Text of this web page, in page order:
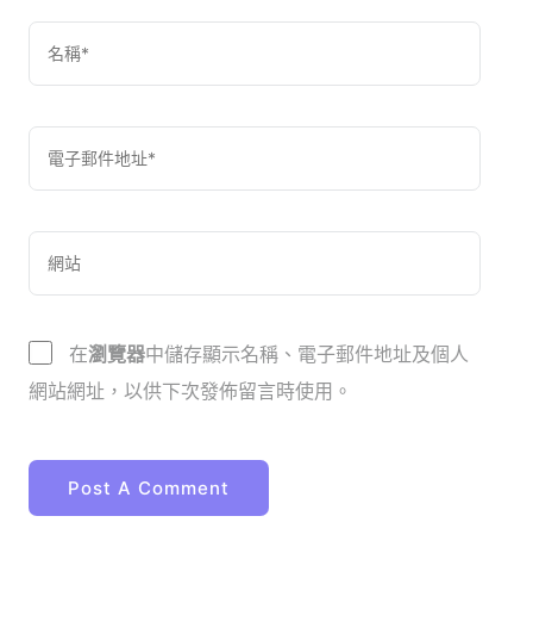
在瀏覽器中儲存顯示名稱、電子郵件地址及個人
網站網址，以供下次發佈留言時使用。